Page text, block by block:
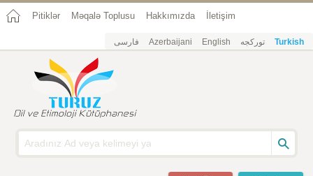
Pitiklər Məqalə Toplusu Hakkımızda İletişim
فارسی Azerbaijani English تورکجه Turkish